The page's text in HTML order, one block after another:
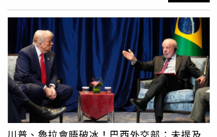
歉。不過他否認《BBC》存在「制度性偏見」，強調「錯誤
發生在個別層面，而非體系層面。」沙阿指出，《BBC》目
前正在研究如何回應法律威脅。官方發言人僅表示：
「《BBC》將在適當時機直接回覆。」他補充，內部已接獲
超過500起觀眾投訴，而《BBC》的編輯標準委員會
（Editorial Standards Committee）今年1月與5月曾2度討
論該片段問題，但當時因觀眾回饋有限而未採取正式行動，
「事後回想，確實應該採取更正式的處理方式。」這場
《BBC》的信譽危機始於1份外洩的內部備忘錄，該文件由
前外部顧問普雷斯科特（Michael Prescott）撰寫，指出
《BBC》新聞報導中存在「令人擔憂的偏頗現象」，包括加
Telegraph）上週一（3日）披露的1份《BBC》內部外洩備
忘錄，《廣角鏡》節目團隊將川普演說中相隔50多分鐘的2
段內容剪接在一起，使畫面呈現出他似乎明確鼓動群眾前往
國會進行暴力行動。川普原本在2021年1月6日於華盛頓特
區（Washington D.C.）的演說中表示：「我們要走向國會
大廈，為我們勇敢的參議員和眾議員加油。」但在《BBC》
的剪輯版本中，畫面變成：「我們要走向國會……我會和你
們一起去。我們戰鬥，我們拼命戰鬥（We fight like
hell）。」2段原本相隔近1小時的話語被剪接在了一起，造
成觀眾被誤導。此事曝光後引起政治界與新聞界的強烈反
彈，甚至連白宮也發聲譴責，形容《BBC》「百分之百是假
新聞」（100% fake news）。對此，戴維在當地時間9日晚